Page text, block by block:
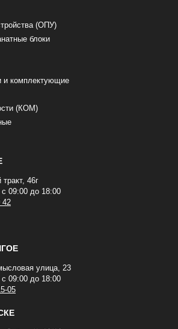
(ОПУ)
блоки
и комплектующие
(КОМ)
46г
09:00 до 18:00
42
улица, 23
09:00 до 18:00
05